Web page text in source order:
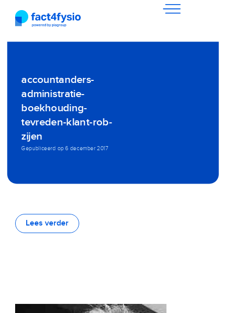
accountanders-
administratie-
boekhouding-
tevreden-klant-rob-
zijen
Gepubliceerd op 6 december 2017
Lees verder